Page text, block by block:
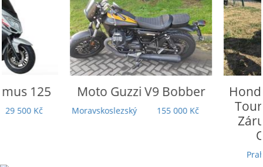
Moto Guzzi V9 Bobber
Moravskoslezský 155 000 Kč
HondaRebel
Touring | 5
Záruka | TOP
Odpočet
279